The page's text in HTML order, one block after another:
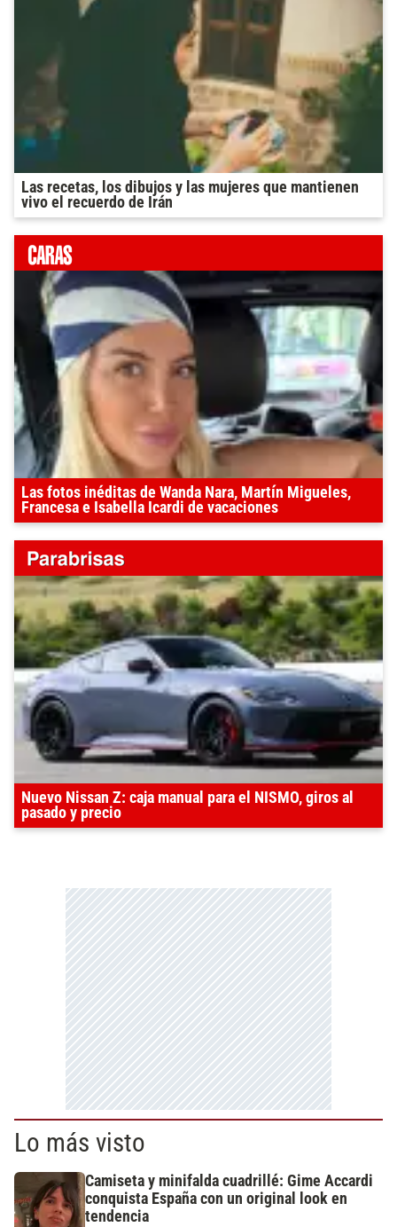
Las recetas, los dibujos y las mujeres que mantienen
vivo el recuerdo de Irán
Las fotos inéditas de Wanda Nara, Martín Migueles,
Francesa e Isabella Icardi de vacaciones
Nuevo Nissan Z: caja manual para el NISMO, giros al
pasado y precio
Lo más visto
Camiseta y minifalda cuadrillé: Gime Accardi
conquista España con un original look en
tendencia